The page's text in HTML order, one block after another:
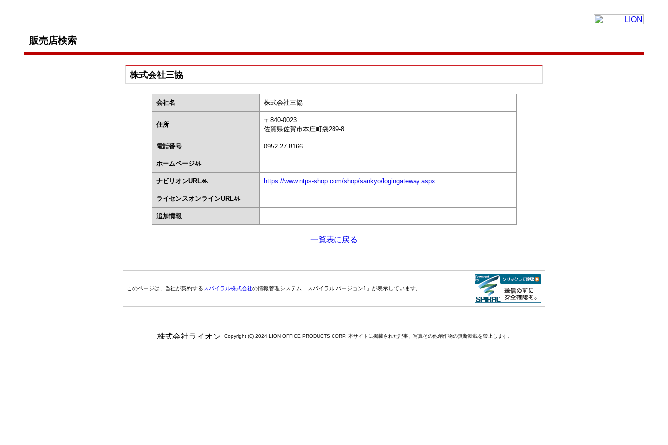
販売店検索
株式会社三協
会社名 株式会社三協
住所
〒840-0023
佐賀県佐賀市本庄町袋289-8
電話番号 0952-27-8166
ホームページ
ナビリオンURL https://www.ntps-shop.com/shop/sankyo/logingateway.aspx
ライセンスオンラインURL
追加情報
一覧表に戻る
このページは、当社が契約するスパイラル株式会社の情報管理システム「スパイラル バージョン1」が表示しています。
Copyright (C) 2024 LION OFFICE PRODUCTS CORP. 本サイトに掲載された記事、写真その他創作物の無断転載を禁止します。